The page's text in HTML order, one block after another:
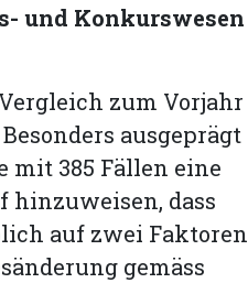
und Konkurswesen
zum Vorjahr
ausgeprägt
mit 385 Fällen eine
hinzuweisen, dass
auf zwei Faktoren
gemäss